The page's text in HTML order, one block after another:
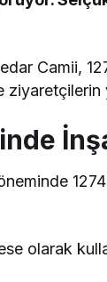
Camii,
1274
olarak